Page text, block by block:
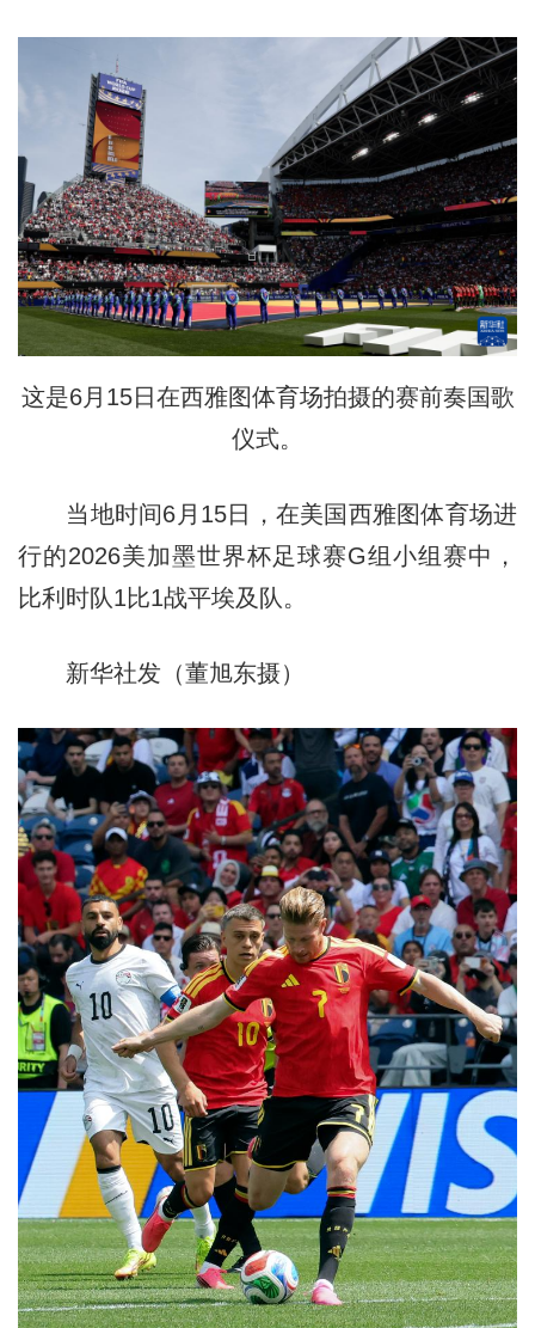
这是6月15日在西雅图体育场拍摄的赛前奏国歌
仪式。
当地时间6月15日，在美国西雅图体育场进
行的2026美加墨世界杯足球赛G组小组赛中，
比利时队1比1战平埃及队。
新华社发（董旭东摄）